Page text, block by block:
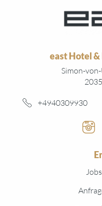
east Hotel
Simon-
+4940309930